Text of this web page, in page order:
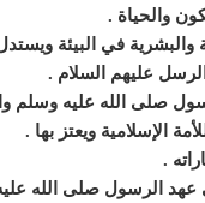
والحياة .
والبشرية في البيئة
عليهم السلام .
صلى الله عليه وسلم
الإسلامية ويعتز بها .
.
عهد الرسول صلى الله